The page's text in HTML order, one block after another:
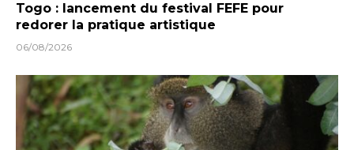
Togo : lancement du festival FEFE pour
redorer la pratique artistique
06/08/2026